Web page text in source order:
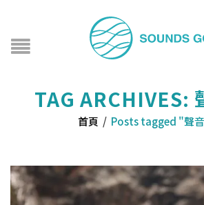
TAG ARCHIVES:
首頁 / Posts tagged "聲